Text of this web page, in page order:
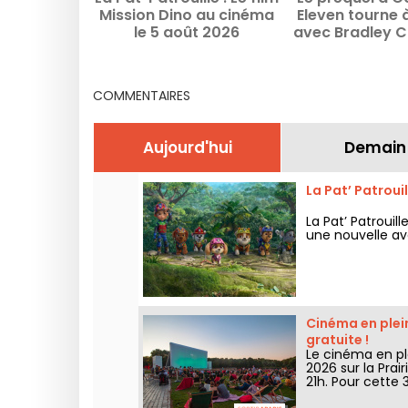
Mission Dino au cinéma
le 5 août 2026
Eleven tourne
avec Bradley
COMMENTAIRES
Aujourd'hui Demain
La Pat’
La Pat’
une nouvelle
Cinéma en
gratuite !
Le cinéma en
2026 sur la
21h. Pour cette